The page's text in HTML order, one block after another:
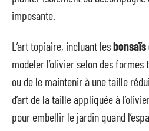
imposante.
L’art topiaire, incluant les
modeler l’olivier selon des
ou de le maintenir à une taille
d’art de la taille appliquée à
pour embellir le jardin quand